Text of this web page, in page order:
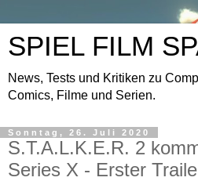
SPIEL FILM
News, Tests und Kritiken zu
Comics, Filme und Serien.
Sonntag, 26. Juli 2020
S.T.A.L.K.E.R. 2
Series X - Erster